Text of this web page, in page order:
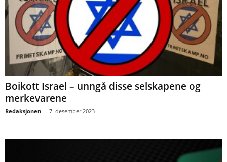
Boikott Israel – unngå disse selskapene og
merkevarene
Redaksjonen - 7. desember 2023